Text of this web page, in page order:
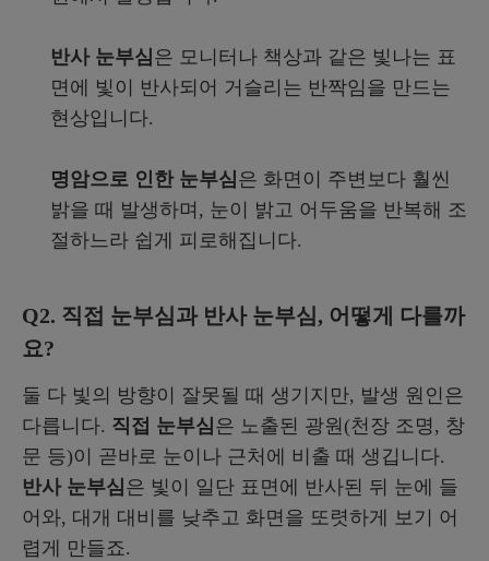
반사 눈부심 은 모니터나 책상과 같은 빛나는 표
면에 빛이 반사되어 거슬리는 반짝임을 만드는
현상입니다.
명암으로 인한 눈부심 은 화면이 주변보다 훨씬
밝을 때 발생하며, 눈이 밝고 어두움을 반복해 조
절하느라 쉽게 피로해집니다.
Q2. 직접 눈부심과 반사 눈부심, 어떻게 다를까
요?
둘 다 빛의 방향이 잘못될 때 생기지만, 발생 원인은
다릅니다. 직접 눈부심 은 노출된 광원(천장 조명, 창
문 등)이 곧바로 눈이나 근처에 비출 때 생깁니다.
반사 눈부심 은 빛이 일단 표면에 반사된 뒤 눈에 들
어와, 대개 대비를 낮추고 화면을 또렷하게 보기 어
렵게 만들죠.